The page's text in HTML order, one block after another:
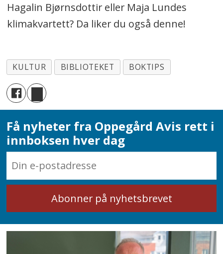
Hagalin Bjørnsdottir eller Maja Lundes
klimakvartett? Da liker du også denne!
KULTUR BIBLIOTEKET BOKTIPS
Få nyheter fra Oppegård Avis rett i
innboksen hver dag